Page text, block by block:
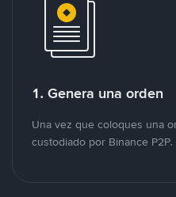
1. Genera una orden
Una vez que coloques una
custodiado por Binance P2P.